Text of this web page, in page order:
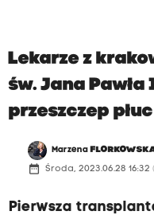
Lekarze z
św. Jana
przeszczep płuc
Marzena
date_range Środa, 2023.06.28 16:32
Pierwsza